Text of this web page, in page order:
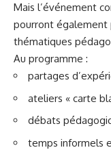
Mais l’événement
pourront également
thématiques
Au programme :
partages
ateliers « carte
débats
temps informels